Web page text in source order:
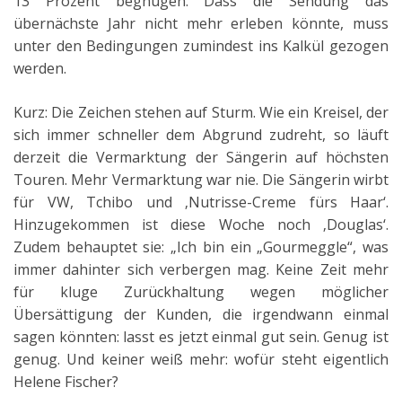
übernächste Jahr nicht mehr erleben könnte, muss
unter den Bedingungen zumindest ins Kalkül gezogen
werden.
Kurz: Die Zeichen stehen auf Sturm. Wie ein Kreisel, der
sich immer schneller dem Abgrund zudreht, so läuft
derzeit die Vermarktung der Sängerin auf höchsten
Touren. Mehr Vermarktung war nie. Die Sängerin wirbt
für VW, Tchibo und ‚Nutrisse-Creme fürs Haar‘.
Hinzugekommen ist diese Woche noch ‚Douglas‘.
Zudem behauptet sie: „Ich bin ein „Gourmeggle“, was
immer dahinter sich verbergen mag. Keine Zeit mehr
für kluge Zurückhaltung wegen möglicher
Übersättigung der Kunden, die irgendwann einmal
sagen könnten: lasst es jetzt einmal gut sein. Genug ist
genug. Und keiner weiß mehr: wofür steht eigentlich
Helene Fischer?